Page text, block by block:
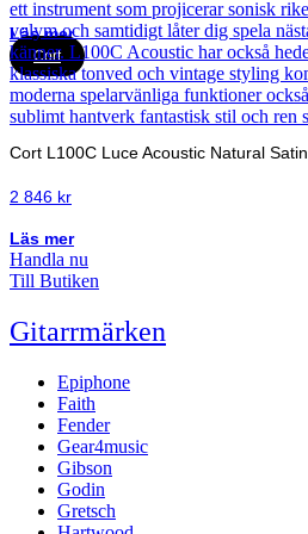
Läs mer
Cort
Cort L100C Luce Acoustic Natural Satin
2 846 kr
Läs mer
Handla nu
Till Butiken
Gitarrmärken
Epiphone
Faith
Fender
Gear4music
Gibson
Godin
Gretsch